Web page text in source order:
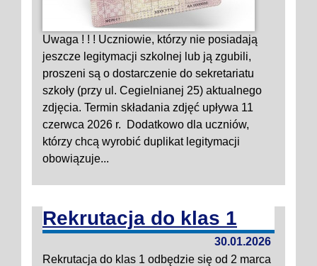
Uwaga ! ! ! Uczniowie, którzy nie posiadają
jeszcze legitymacji szkolnej lub ją zgubili,
proszeni są o dostarczenie do sekretariatu
szkoły (przy ul. Cegielnianej 25) aktualnego
zdjęcia. Termin składania zdjęć upływa 11
czerwca 2026 r. Dodatkowo dla uczniów,
którzy chcą wyrobić duplikat legitymacji
obowiązuje...
Rekrutacja do klas 1
30.01.2026
Rekrutacja do klas 1 odbędzie się od 2 marca